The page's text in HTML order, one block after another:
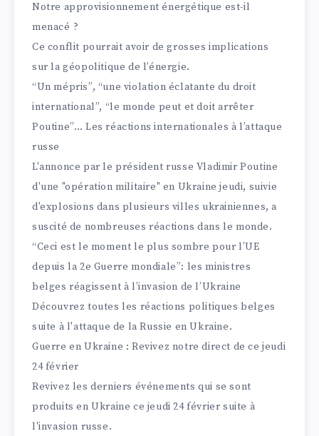
Notre approvisionnement énergétique est-il
menacé ?
Ce conflit pourrait avoir de grosses implications
sur la géopolitique de l’énergie.
“Un mépris”, “une violation éclatante du droit
international”, “le monde peut et doit arrêter
Poutine”… Les réactions internationales à l’attaque
russe
L'annonce par le président russe Vladimir Poutine
d'une "opération militaire" en Ukraine jeudi, suivie
d'explosions dans plusieurs villes ukrainiennes, a
suscité de nombreuses réactions dans le monde.
“Ceci est le moment le plus sombre pour l’UE
depuis la 2e Guerre mondiale”: les ministres
belges réagissent à l’invasion de l’Ukraine
Découvrez toutes les réactions politiques belges
suite à l'attaque de la Russie en Ukraine.
Guerre en Ukraine : Revivez notre direct de ce jeudi
24 février
Revivez les derniers événements qui se sont
produits en Ukraine ce jeudi 24 février suite à
l'invasion russe.